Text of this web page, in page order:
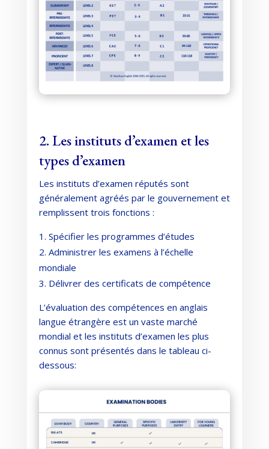
2. Les instituts d’examen et les
types d’examen
Les instituts d’examen réputés sont
généralement agréés par le gouvernement et
remplissent trois fonctions :
Spécifier les programmes d’études
Administrer les examens à l’échelle
mondiale
Délivrer des certificats de compétence
L’évaluation des compétences en anglais
langue étrangère est un vaste marché
mondial et les instituts d’examen les plus
connus sont présentés dans le tableau ci-
dessous: